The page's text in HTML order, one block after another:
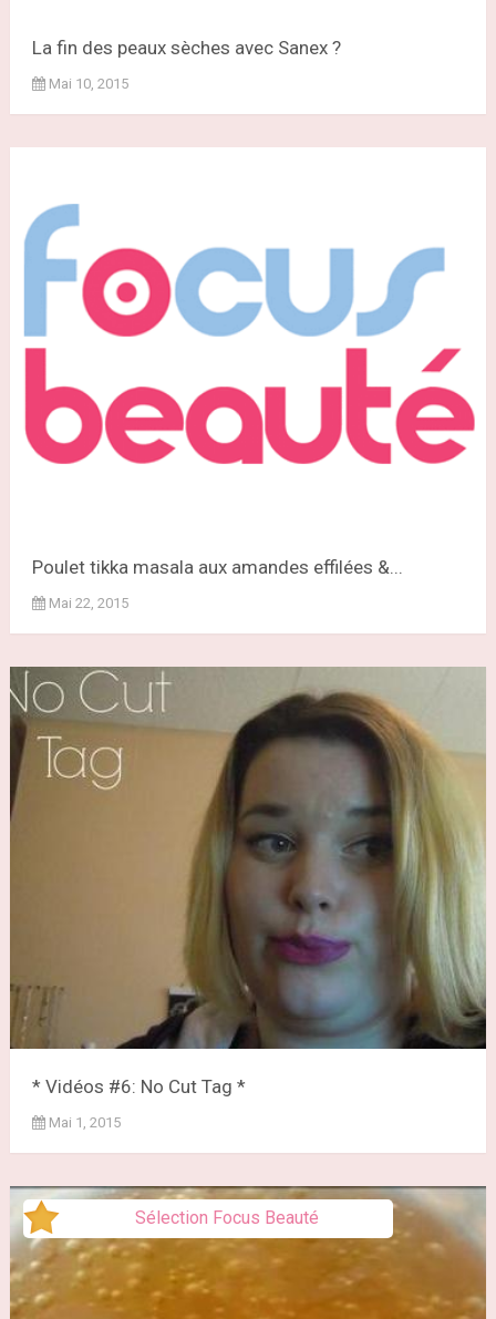
La fin des peaux sèches avec Sanex ?
Mai 10, 2015
Poulet tikka masala aux amandes effilées &...
Mai 22, 2015
* Vidéos #6: No Cut Tag *
Mai 1, 2015
Sélection Focus Beauté